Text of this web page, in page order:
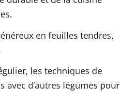
en feuilles tendres,
les techniques de
d’autres légumes pour